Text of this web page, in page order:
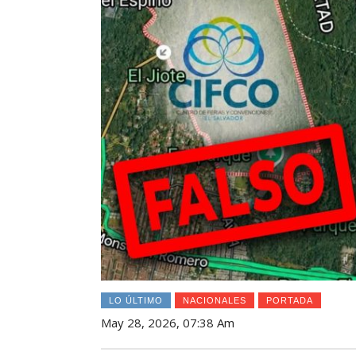
LO ÚLTIMO NACIONALES PORTADA
May 28, 2026, 07:38 Am